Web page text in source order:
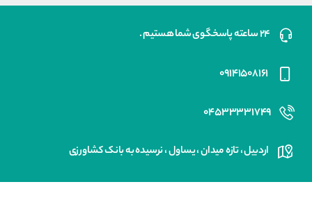
۲۴ ساعته پاسخگوی شما هستیم .
۰۹۱۴۱۵۰۸۱۶۱
۰۴۵۳۳۳۳۱۷۴۹
اردبیل ، تازه میدان ، یساول ، نرسیده به بانک کشاورزی